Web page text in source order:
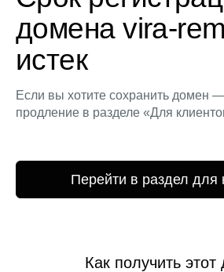
домена vira-
истек
Если вы хотите сохранить домен
продление в разделе «Для
Перейти в раздел для
Как получить